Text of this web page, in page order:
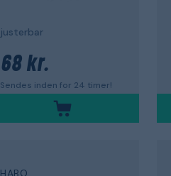
justerbar
68 kr.
Sendes inden for 24 timer!
HABO